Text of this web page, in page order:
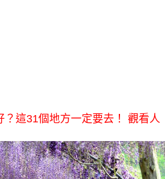
？這31個地方一定要去！ 觀看人